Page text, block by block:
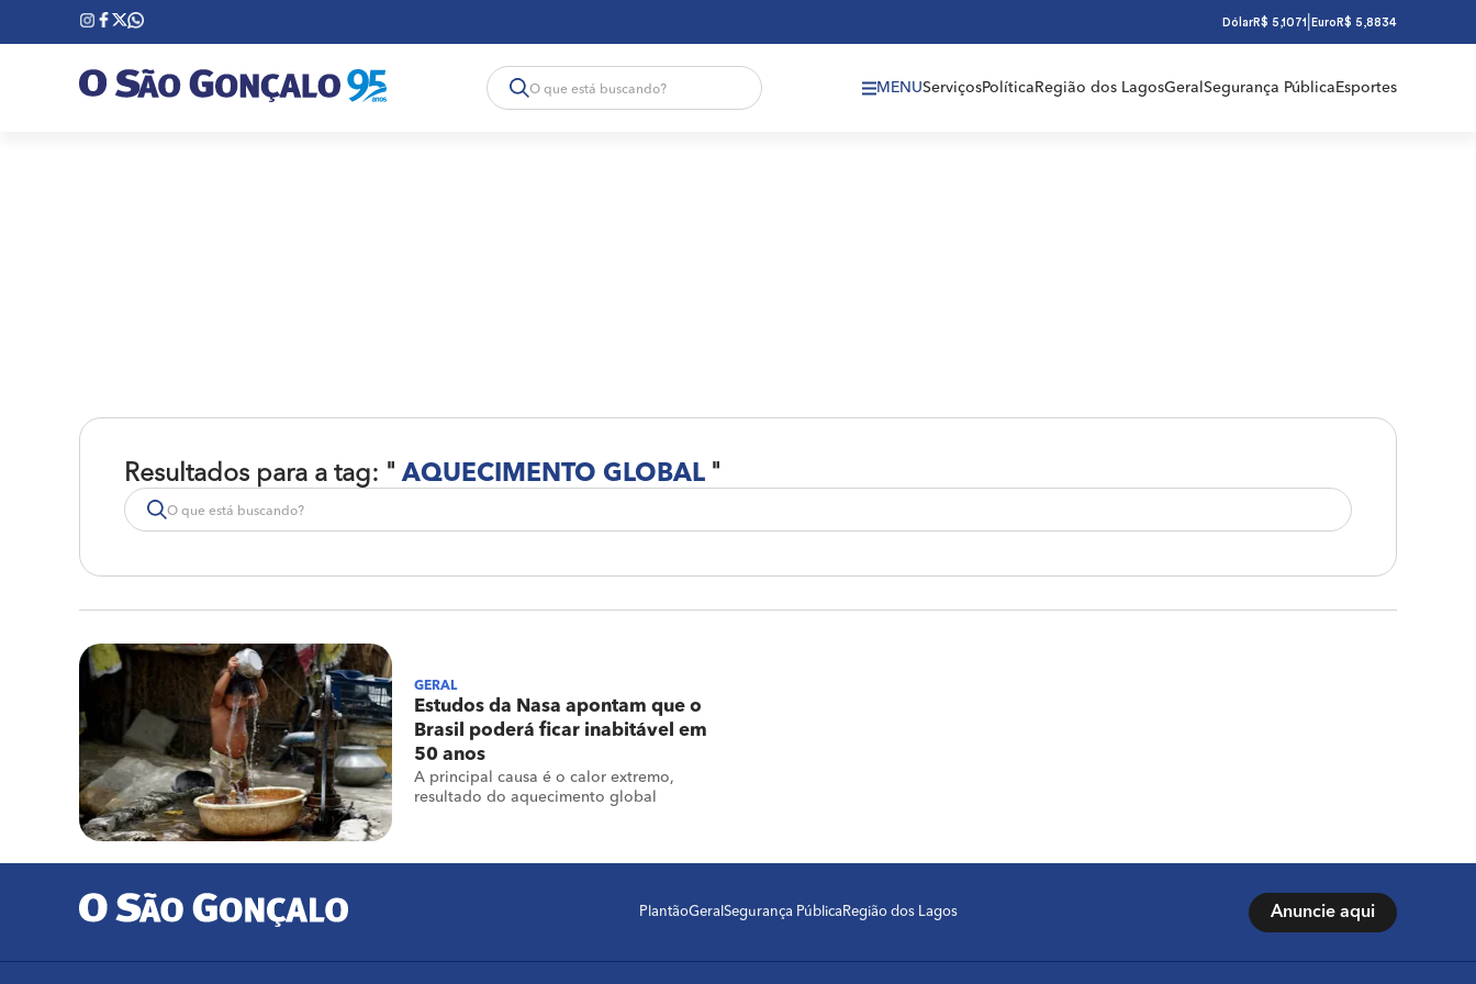
DólarR$ 5,1071 Euro R$ 5,8834
MENUServiçosPolítica Região dos LagosGeral Segurança Pública Esportes
Resultados para a tag: " AQUECIMENTO GLOBAL "
GERAL
Estudos da Nasa apontam que o
Brasil poderá ficar inabitável em
50 anos
A principal causa é o calor extremo,
resultado do aquecimento global
PlantãoGeral Segurança Pública Região dos Lagos Anuncie aqui